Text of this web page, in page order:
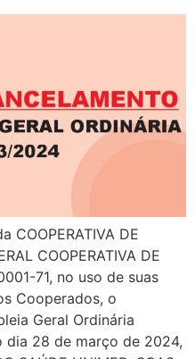
COOPERATIVA DE
COOPERATIVA DE
71, no uso de suas
Cooperados, o
Geral Ordinária
dia 28 de março de 2024,